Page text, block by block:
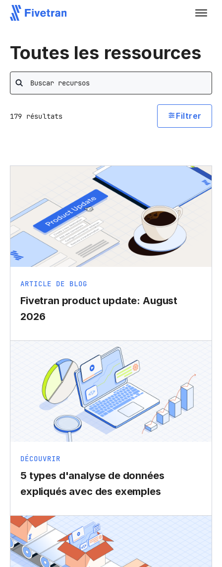
Toutes les ressources
Rechercher
Filtrer
179 résultats
ARTICLE DE BLOG
Fivetran product update: August
2026
DÉCOUVRIR
5 types d'analyse de données
expliqués avec des exemples